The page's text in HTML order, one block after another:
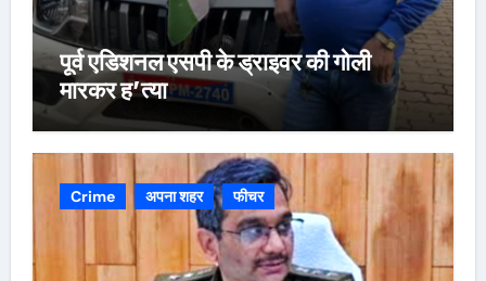
पूर्व एडिशनल एसपी के ड्राइवर की गोली
मारकर ह’त्या
Crime अपना शहर फीचर